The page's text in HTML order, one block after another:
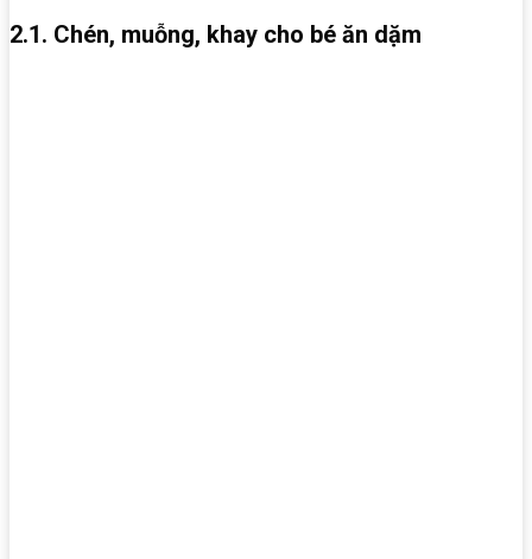
2.1. Chén, muỗng, khay cho bé ăn dặm